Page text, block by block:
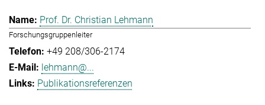
Prof. Dr. Christian Lehmann
Forschungsgruppenleiter
+49 208/306-2174
lehmann@...
Publikationsreferenzen